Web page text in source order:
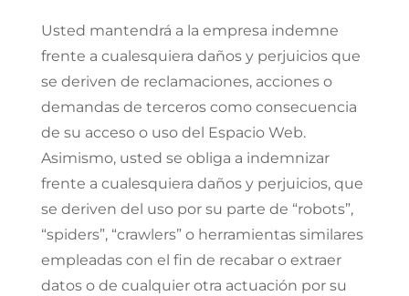
Usted mantendrá a la empresa indemne
frente a cualesquiera daños y perjuicios que
se deriven de reclamaciones, acciones o
demandas de terceros como consecuencia
de su acceso o uso del Espacio Web.
Asimismo, usted se obliga a indemnizar
frente a cualesquiera daños y perjuicios, que
se deriven del uso por su parte de “robots”,
“spiders”, “crawlers” o herramientas similares
empleadas con el fin de recabar o extraer
datos o de cualquier otra actuación por su